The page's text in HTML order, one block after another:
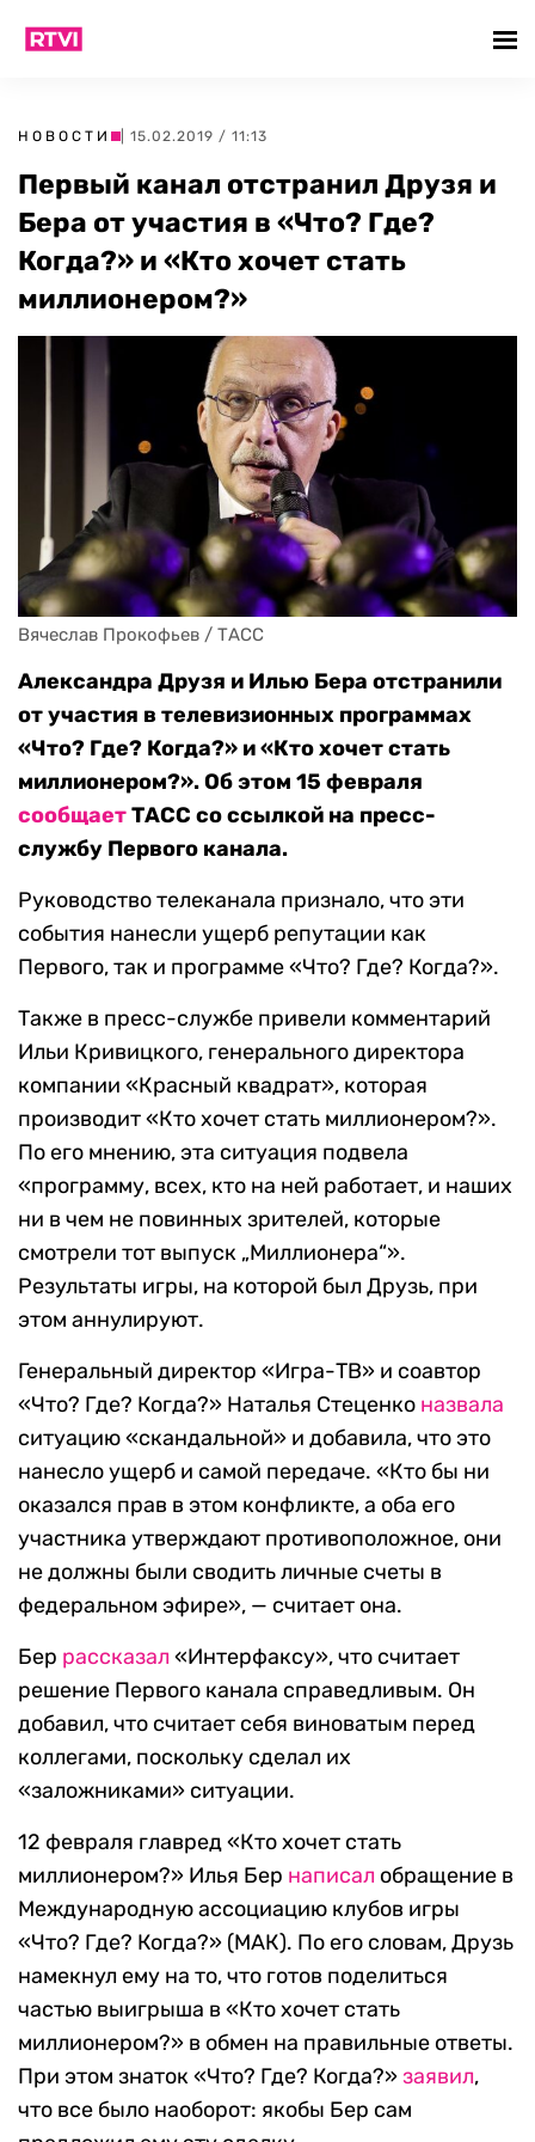
НОВОСТИ | 15.02.2019 / 11:13
Первый канал отстранил Друзя и
Бера от участия в «Что? Где?
Когда?» и «Кто хочет стать
миллионером?»
Вячеслав Прокофьев / ТАСС
Александра Друзя и Илью Бера отстранили
от участия в телевизионных программах
«Что? Где? Когда?» и «Кто хочет стать
миллионером?». Об этом 15 февраля
сообщаетТАСС со ссылкой на пресс-
службу Первого канала.
Руководство телеканала признало, что эти
события нанесли ущерб репутации как
Первого, так и программе «Что? Где? Когда?».
Также в пресс-службе привели комментарий
Ильи Кривицкого, генерального директора
компании «Красный квадрат», которая
производит «Кто хочет стать миллионером?».
По его мнению, эта ситуация подвела
«программу, всех, кто на ней работает, и наших
ни в чем не повинных зрителей, которые
смотрели тот выпуск „Миллионера“».
Результаты игры, на которой был Друзь, при
этом аннулируют.
Генеральный директор «Игра-ТВ» и соавтор
«Что? Где? Когда?» Наталья Стеценко назвала
ситуацию «скандальной» и добавила, что это
нанесло ущерб и самой передаче. «Кто бы ни
оказался прав в этом конфликте, а оба его
участника утверждают противоположное, они
не должны были сводить личные счеты в
федеральном эфире», — считает она.
Бер рассказал «Интерфаксу», что считает
решение Первого канала справедливым. Он
добавил, что считает себя виноватым перед
коллегами, поскольку сделал их
«заложниками» ситуации.
12 февраля главред «Кто хочет стать
миллионером?» Илья Бер написал обращение в
Международную ассоциацию клубов игры
«Что? Где? Когда?» (МАК). По его словам, Друзь
намекнул ему на то, что готов поделиться
частью выигрыша в «Кто хочет стать
миллионером?» в обмен на правильные ответы.
При этом знаток «Что? Где? Когда?»заявил,
что все было наоборот: якобы Бер сам